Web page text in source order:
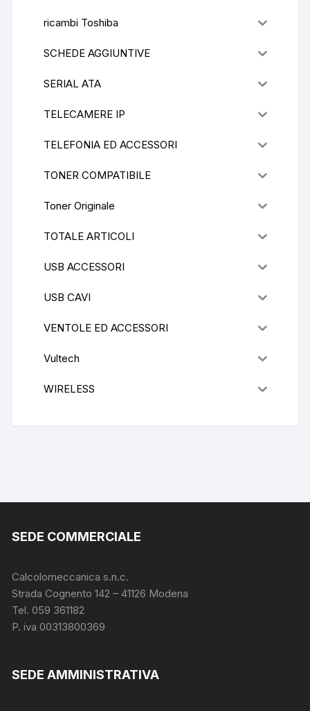
ricambi Toshiba
SCHEDE AGGIUNTIVE
SERIAL ATA
TELECAMERE IP
TELEFONIA ED ACCESSORI
TONER COMPATIBILE
Toner Originale
TOTALE ARTICOLI
USB ACCESSORI
USB CAVI
VENTOLE ED ACCESSORI
Vultech
WIRELESS
SEDE COMMERCIALE
Calcolomeccanica s.n.c.
Strada Cognento 142 – 41126 Modena
Tel. 059 361182
P. iva 00313800369
SEDE AMMINISTRATIVA